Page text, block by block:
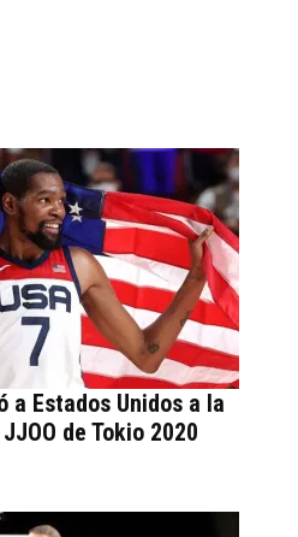
a Estados Unidos a la
de Tokio 2020